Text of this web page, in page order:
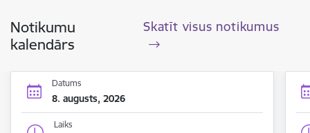
Notikumu
kalendārs
Skatīt visus notikumus
Datums
8. augusts, 2026
Laiks